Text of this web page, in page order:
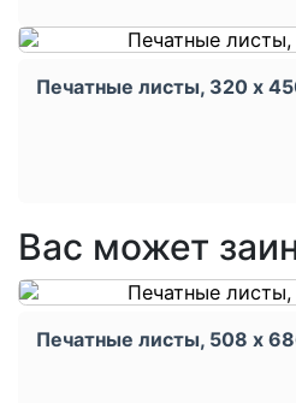
Печатные листы, 320 x
Вас может
Печатные листы, 508 x